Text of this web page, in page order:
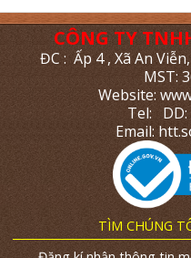
CÔNG TY
ĐC : Ấp 4 , Xã An
MST:
Website:
Tel: DD:
Email:
TÌM CHÚNG